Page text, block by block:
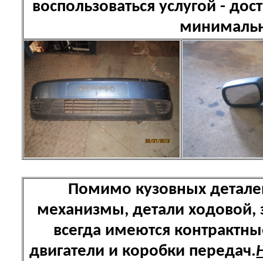
воспользоваться услугой -
Помимо кузовных
механизмы, детали ходовой,
всегда имеются
двигатели и коробки передач.